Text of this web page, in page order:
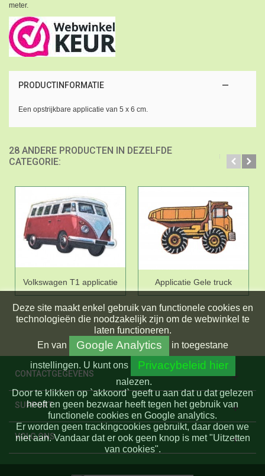
meter.
PRODUCTINFORMATIE
Een opstrijkbare applicatie van 5 x 6 cm.
28 ANDERE PRODUCTEN IN DEZELFDE
CATEGORIE:
Volkswagen T1 applicatie Applicatie Gele truck
CONTACTGEGEVENS
SUPPORT
VOLG ONS
Deze site maakt enkel gebruik van functionele cookies en
technologieën die noodzakelijk zijn om de webwinkel te
laten functioneren.
En van Google Analytics
in toegestane
instellingen. U kunt ons Privacybeleid hier
nalezen.
Door te klikken op `akkoord` geeft u aan dat u dat gelezen
heeft en geen bezwaar heeft tegen het gebruik van
functionele cookies en Google analytics.
Er worden geen trackingcookies gebruikt, daar doen we
niet aan. Vandaar dat er ook geen knop is met "Uitzetten
van cookies".